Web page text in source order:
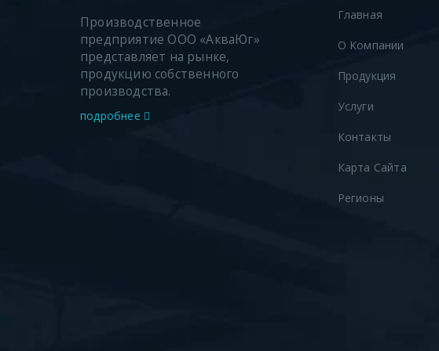
Производственное
предприятие ООО «АкваЮг»
представляет на рынке,
продукцию собственного
производства.
подробнее
Главная
О Компании
Продукция
Услуги
Контакты
Карта Сайта
Регионы